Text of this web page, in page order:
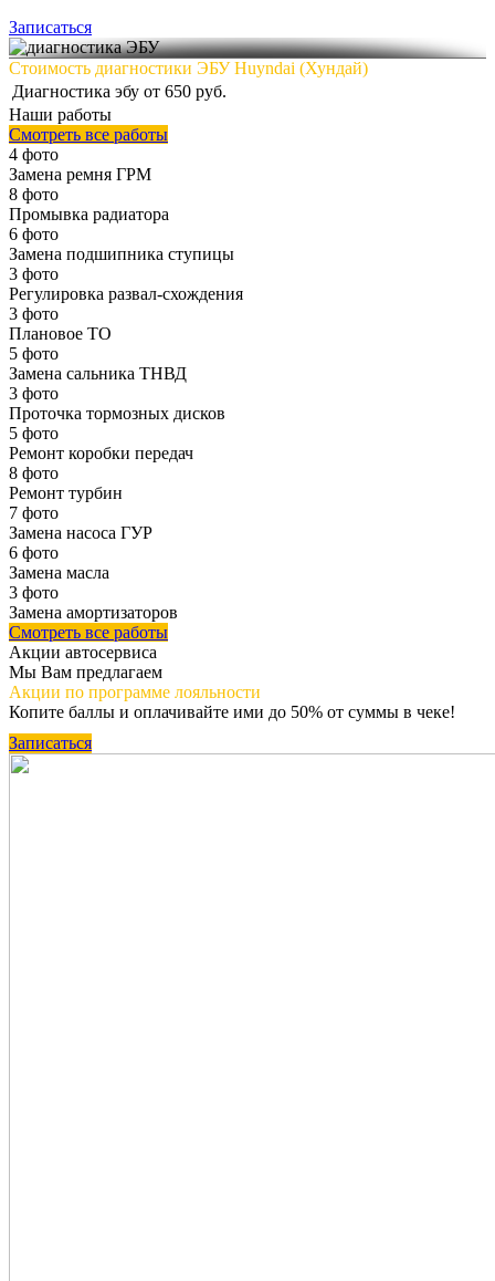
Записаться
Стоимость диагностики ЭБУ Huyndai (Хундай)
Диагностика эбу от 650 руб.
Наши работы
Смотреть все работы
4 фото
Замена ремня ГРМ
8 фото
Промывка радиатора
6 фото
Замена подшипника ступицы
3 фото
Регулировка развал-схождения
3 фото
Плановое ТО
5 фото
Замена сальника ТНВД
3 фото
Проточка тормозных дисков
5 фото
Ремонт коробки передач
8 фото
Ремонт турбин
7 фото
Замена насоса ГУР
6 фото
Замена масла
3 фото
Замена амортизаторов
Смотреть все работы
Акции автосервиса
Мы Вам предлагаем
Акции по программе лояльности
Копите баллы и оплачивайте ими до 50% от суммы в чеке!
Записаться